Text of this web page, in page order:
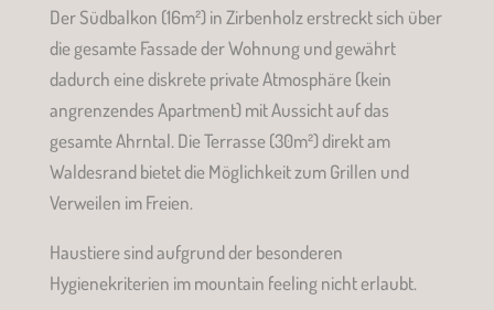
Der Südbalkon (16m²) in Zirbenholz erstreckt sich über
die gesamte Fassade der Wohnung und gewährt
dadurch eine diskrete private Atmosphäre (kein
angrenzendes Apartment) mit Aussicht auf das
gesamte Ahrntal. Die Terrasse (30m²) direkt am
Waldesrand bietet die Möglichkeit zum Grillen und
Verweilen im Freien.
Haustiere sind aufgrund der besonderen
Hygienekriterien im mountain feeling nicht erlaubt.